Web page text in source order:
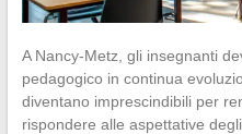
A Nancy-Metz, gli insegnanti
pedagogico in continua
diventano imprescindibili per
rispondere alle aspettative